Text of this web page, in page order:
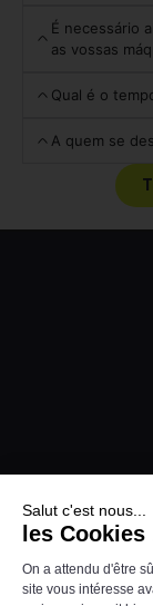
É necessário
as vossas
Qual é o
A quem se
O catálogo